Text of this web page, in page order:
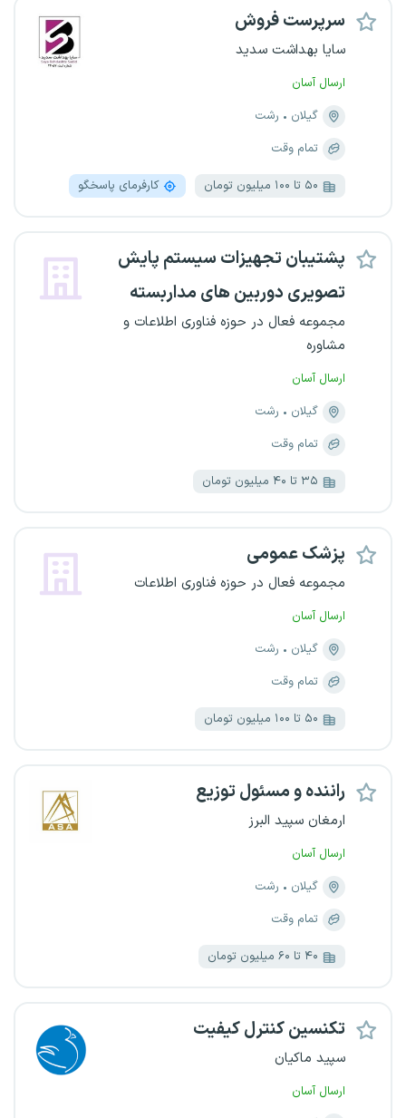
سرپرست فروش
سایا بهداشت سدید
ارسال آسان
گیلان
رشت
تمام وقت
۵۰ تا ۱۰۰ میلیون تومان کارفرمای پاسخگو
پشتیبان تجهیزات سیستم پایش
تصویری دوربین های مداربسته
مجموعه فعال در حوزه فناوری اطلاعات و
مشاوره
ارسال آسان
گیلان
رشت
تمام وقت
۳۵ تا ۴۰ میلیون تومان
پزشک عمومی
مجموعه فعال در حوزه فناوری اطلاعات
ارسال آسان
گیلان
رشت
تمام وقت
۵۰ تا ۱۰۰ میلیون تومان
راننده و مسئول توزیع
ارمغان سپید البرز
ارسال آسان
گیلان
رشت
تمام وقت
۴۰ تا ۶۰ میلیون تومان
تکنسین کنترل کیفیت
سپید ماکیان
ارسال آسان